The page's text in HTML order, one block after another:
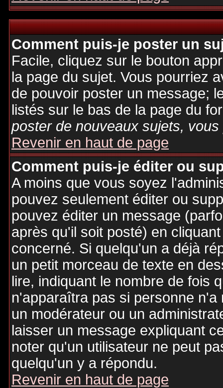
Comment puis-je poster un
Facile, cliquez sur le bouton
la page du sujet. Vous pourriez
de pouvoir poster un message;
listés sur le bas de la page du
poster de nouveaux sujets,
Revenir en haut de page
Comment puis-je éditer ou
A moins que vous soyez
pouvez seulement éditer ou
pouvez éditer un message
après qu'il soit posté) en
concerné. Si quelqu'un a déjà
un petit morceau de texte en
lire, indiquant le nombre de fois
n'apparaîtra pas si personne
un modérateur ou un
laisser un message expliquant
noter qu'un utilisateur ne peut
quelqu'un y a répondu.
Revenir en haut de page